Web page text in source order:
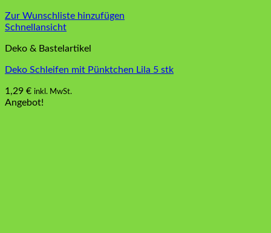
Zur Wunschliste hinzufügen
Schnellansicht
Deko & Bastelartikel
Deko Schleifen mit Pünktchen Lila 5 stk
1,29 € inkl. MwSt.
Angebot!